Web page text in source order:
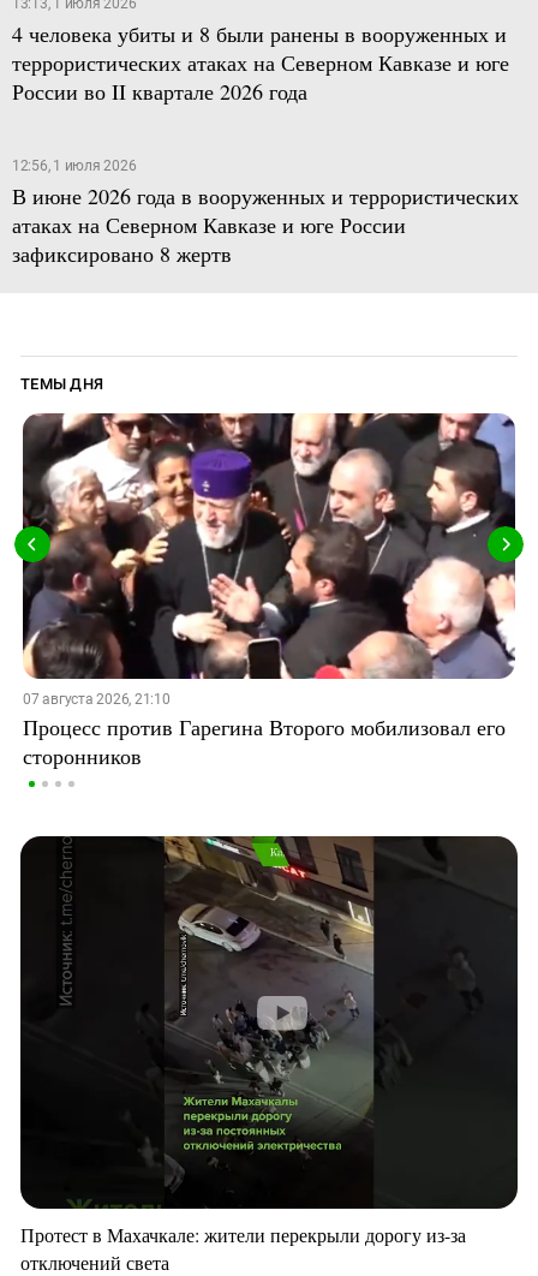
13:13, 1 июля 2026
4 человека убиты и 8 были ранены в вооруженных и
террористических атаках на Северном Кавказе и юге
России во II квартале 2026 года
12:56, 1 июля 2026
В июне 2026 года в вооруженных и террористических
атаках на Северном Кавказе и юге России
зафиксировано 8 жертв
ТЕМЫ ДНЯ
07 августа 2026, 21:10
Процесс против Гарегина Второго мобилизовал его
сторонников
Протест в Махачкале: жители перекрыли дорогу из-за
отключений света